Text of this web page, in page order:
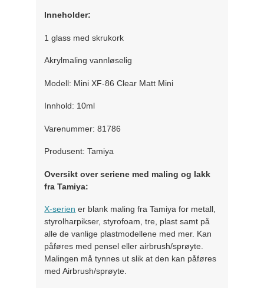
Inneholder:
1 glass med skrukork
Akrylmaling vannløselig
Modell: Mini XF-86 Clear Matt Mini
Innhold: 10ml
Varenummer: 81786
Produsent: Tamiya
Oversikt over seriene med maling og lakk
fra Tamiya:
X-serien er blank maling fra Tamiya for metall,
styrolharpikser, styrofoam, tre, plast samt på
alle de vanlige plastmodellene med mer. Kan
påføres med pensel eller airbrush/sprøyte.
Malingen må tynnes ut slik at den kan påføres
med Airbrush/sprøyte.